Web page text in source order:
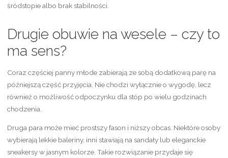
śródstopie albo brak stabilności.
Drugie obuwie na wesele – czy to
ma sens?
Coraz częściej panny młode zabierają ze sobą dodatkową parę na
późniejszą część przyjęcia. Nie chodzi wyłącznie o wygodę, lecz
również o możliwość odpoczynku dla stóp po wielu godzinach
chodzenia.
Druga para może mieć prostszy fason i niższy obcas. Niektóre osoby
wybierają lekkie baleriny, inni stawiają na sandały lub eleganckie
sneakersy w jasnym kolorze. Takie rozwiązanie przydaje się